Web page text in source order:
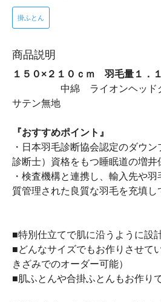
掛ふとん
商品説明
１５０×２１０ｃｍ 羽毛量１．
中綿 ライオンヘッドグ
サテン無地
『おすすめポイント』
・日本羽毛診断協会認定のダウ
診断士）資格をもつ睡眠道の増井
・検査機構と連携し、輸入先や
質管理された良質な羽毛を充填し
■特別仕立てで肌に沿うように設
■どんなサイズでもお作りさせて
きざみでのオーダー可能）
■肌ふとんや合掛ふとんもお作り